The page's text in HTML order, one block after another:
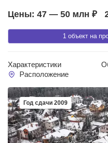
1 объект на
Цены: 47 — 50 млн ₽
Характеристики
Расположение
Год сдачи 2009